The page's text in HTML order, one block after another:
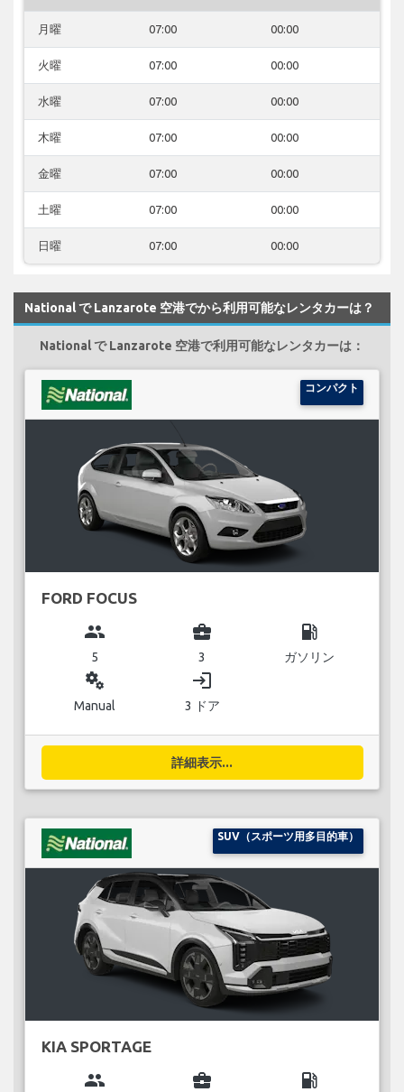
月曜 07:00 00:00
火曜 07:00 00:00
水曜 07:00 00:00
木曜 07:00 00:00
金曜 07:00 00:00
土曜 07:00 00:00
日曜 07:00 00:00
National で Lanzarote 空港でから利用可能なレンタカーは？
National で Lanzarote 空港で利用可能なレンタカーは：
コンパクト
FORD FOCUS
group
5
business_center
3
local_gas_station
ガソリン
miscellaneous_services
Manual
login
3 ドア
詳細表示...
SUV（スポーツ用多目的車）
KIA SPORTAGE
group business_center local_gas_station